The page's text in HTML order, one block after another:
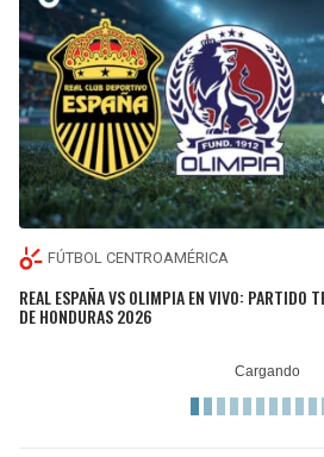
FÚTBOL CENTROAMÉRICA
REAL ESPAÑA VS OLIMPIA EN VIVO: PARTIDO
DE HONDURAS 2026